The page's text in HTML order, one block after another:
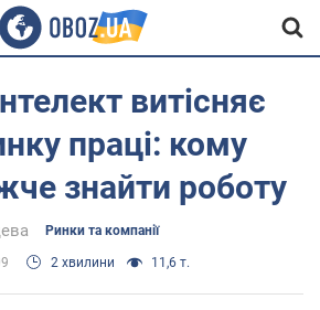
витісняє
праці: кому
знайти роботу
Ринки та компанії
2 хвилини 11,6 т.